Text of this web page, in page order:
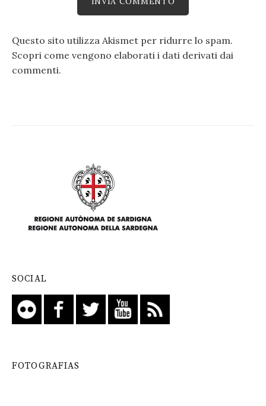
Questo sito utilizza Akismet per ridurre lo spam.
Scopri come vengono elaborati i dati derivati dai
commenti.
SOCIAL
FOTOGRAFIAS